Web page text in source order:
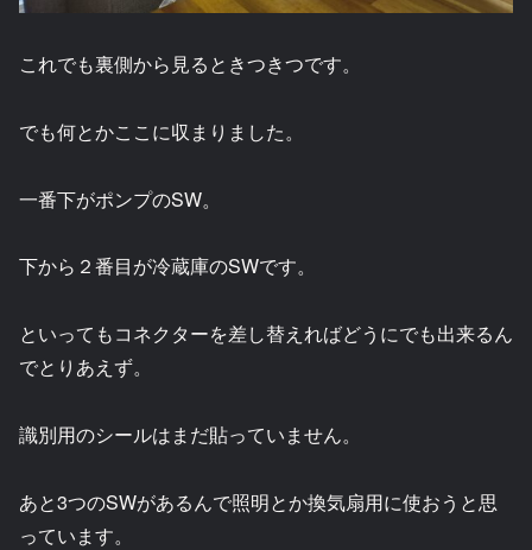
これでも裏側から見るときつきつです。
でも何とかここに収まりました。
一番下がポンプのSW。
下から２番目が冷蔵庫のSWです。
といってもコネクターを差し替えればどうにでも出来るん
でとりあえず。
識別用のシールはまだ貼っていません。
あと3つのSWがあるんで照明とか換気扇用に使おうと思
っています。